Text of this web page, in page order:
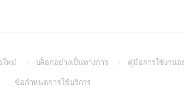
ใหม่
(Open
a
บล็อกอย่างเป็นทางการ
(Openคู่มือการใช้งานอ
ข้อกำหนดการใช้บริการ(Open